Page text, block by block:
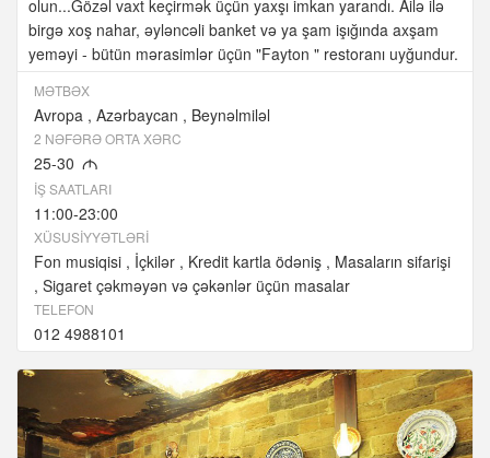
olun...Gözəl vaxt keçirmək üçün yaxşı imkan yarandı. Ailə ilə
birgə xoş nahar, əyləncəli banket və ya şam işığında axşam
yeməyi - bütün mərasimlər üçün "Fayton " restoranı uyğundur.
MƏTBƏX
Avropa Azərbaycan Beynəlmiləl
2 NƏFƏRƏ ORTA XƏRC
25-30 M
İŞ SAATLARI
11:00-23:00
XÜSUSIYYƏTLƏRI
Fon musiqisi İçkilər Kredit kartla ödəniş
Masaların sifarişi
Sigaret çəkməyən və çəkənlər üçün masalar
TELEFON
012 4988101